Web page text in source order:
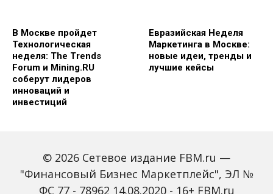
В Москве пройдет
Технологическая
неделя: The Trends
Forum и Mining.RU
соберут лидеров
инноваций и
инвестиций
Евразийская Неделя
Маркетинга в Москве:
новые идеи, тренды и
лучшие кейсы
© 2026 Сетевое издание FBM.ru —
"Финансовый Бизнес Маркетплейс", ЭЛ №
ФС 77 - 78962 14.08.2020 - 16+ FBM.ru